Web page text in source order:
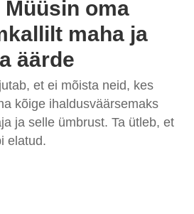
oma
maha ja
äärde
et ei mõista neid, kes
kõige ihaldusväärsemaks
ja selle ümbrust. Ta ütleb, et
elatud.